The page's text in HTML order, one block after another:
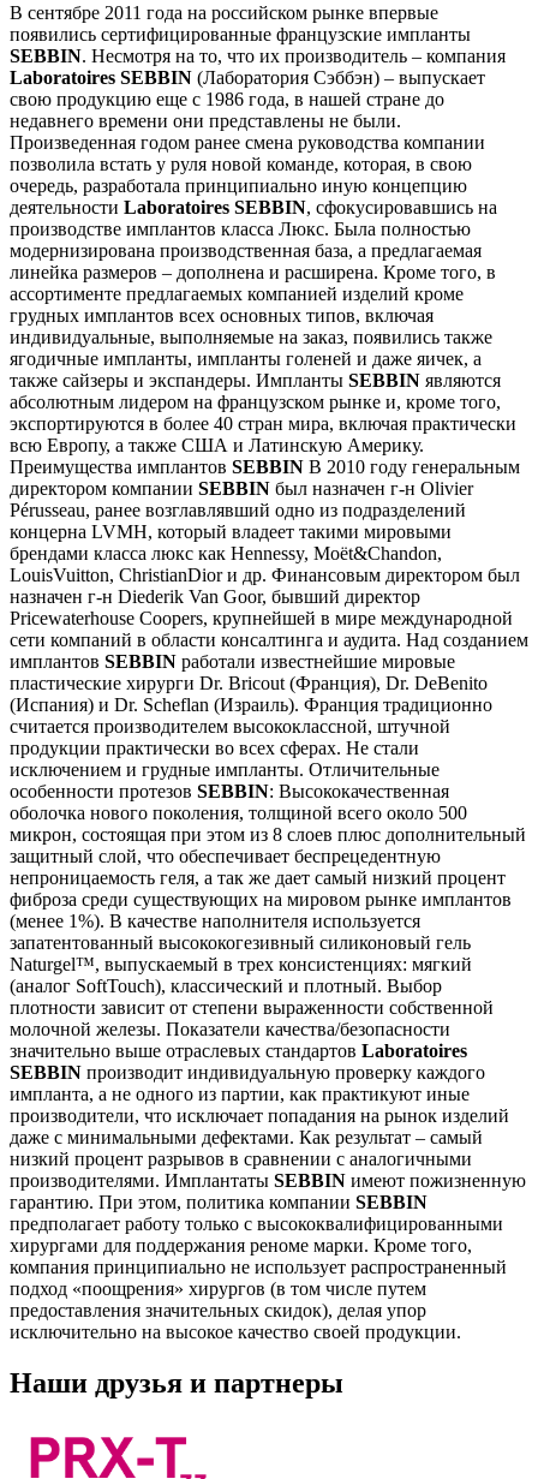
В сентябре 2011 года на российском рынке впервые
появились сертифицированные французские импланты
SEBBIN. Несмотря на то, что их производитель – компания
Laboratoires SEBBIN (Лаборатория Сэббэн) – выпускает
свою продукцию еще с 1986 года, в нашей стране до
недавнего времени они представлены не были.
Произведенная годом ранее смена руководства компании
позволила встать у руля новой команде, которая, в свою
очередь, разработала принципиально иную концепцию
деятельности Laboratoires SEBBIN, сфокусировавшись на
производстве имплантов класса Люкс. Была полностью
модернизирована производственная база, а предлагаемая
линейка размеров – дополнена и расширена. Кроме того, в
ассортименте предлагаемых компанией изделий кроме
грудных имплантов всех основных типов, включая
индивидуальные, выполняемые на заказ, появились также
ягодичные импланты, импланты голеней и даже яичек, а
также сайзеры и экспандеры. Импланты SEBBIN являются
абсолютным лидером на французском рынке и, кроме того,
экспортируются в более 40 стран мира, включая практически
всю Европу, а также США и Латинскую Америку.
Преимущества имплантов SEBBIN В 2010 году генеральным
директором компании SEBBIN был назначен г-н Olivier
Pérusseau, ранее возглавлявший одно из подразделений
концерна LVMH, который владеет такими мировыми
брендами класса люкс как Hennessy, Moët&Chandon,
LouisVuitton, ChristianDior и др. Финансовым директором был
назначен г-н Diederik Van Goor, бывший директор
Pricewaterhouse Coopers, крупнейшей в мире международной
сети компаний в области консалтинга и аудита. Над созданием
имплантов SEBBIN работали известнейшие мировые
пластические хирурги Dr. Bricout (Франция), Dr. DeBenito
(Испания) и Dr. Scheflan (Израиль). Франция традиционно
считается производителем высококлассной, штучной
продукции практически во всех сферах. Не стали
исключением и грудные импланты. Отличительные
особенности протезов SEBBIN: Высококачественная
оболочка нового поколения, толщиной всего около 500
микрон, состоящая при этом из 8 слоев плюс дополнительный
защитный слой, что обеспечивает беспрецедентную
непроницаемость геля, а так же дает самый низкий процент
фиброза среди существующих на мировом рынке имплантов
(менее 1%). В качестве наполнителя используется
запатентованный высококогезивный силиконовый гель
Naturgel™, выпускаемый в трех консистенциях: мягкий
(аналог SoftTouch), классический и плотный. Выбор
плотности зависит от степени выраженности собственной
молочной железы. Показатели качества/безопасности
значительно выше отраслевых стандартов Laboratoires
SEBBIN производит индивидуальную проверку каждого
импланта, а не одного из партии, как практикуют иные
производители, что исключает попадания на рынок изделий
даже с минимальными дефектами. Как результат – самый
низкий процент разрывов в сравнении с аналогичными
производителями. Имплантаты SEBBIN имеют пожизненную
гарантию. При этом, политика компании SEBBIN
предполагает работу только с высококвалифицированными
хирургами для поддержания реноме марки. Кроме того,
компания принципиально не использует распространенный
подход «поощрения» хирургов (в том числе путем
предоставления значительных скидок), делая упор
исключительно на высокое качество своей продукции.
Наши друзья и партнеры